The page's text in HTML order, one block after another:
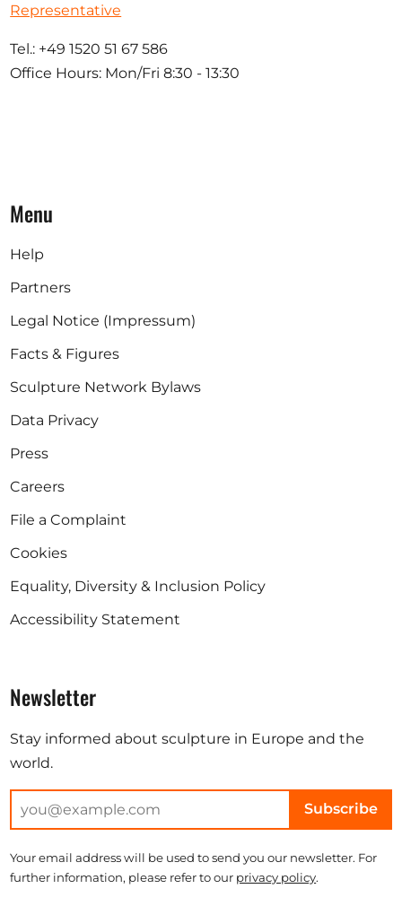
Representative
Tel.: +49 1520 51 67 586
Office Hours: Mon/Fri 8:30 - 13:30
Menu
Help
Partners
Legal Notice (Impressum)
Facts & Figures
Sculpture Network Bylaws
Data Privacy
Press
Careers
File a Complaint
Cookies
Equality, Diversity & Inclusion Policy
Accessibility Statement
Newsletter
Stay informed about sculpture in Europe and the
world.
Subscribe
Your email address will be used to send you our newsletter. For
further information, please refer to our privacy policy.